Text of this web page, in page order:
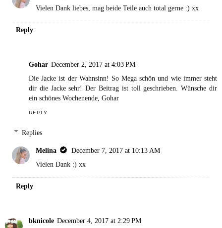
Vielen Dank liebes, mag beide Teile auch total gerne :) xx
Reply
Gohar December 2, 2017 at 4:03 PM
Die Jacke ist der Wahnsinn! So Mega schön und wie immer steht
dir die Jacke sehr! Der Beitrag ist toll geschrieben. Wünsche dir
ein schönes Wochenende, Gohar
REPLY
Replies
Melina
December 7, 2017 at 10:13 AM
Vielen Dank :) xx
Reply
bknicole December 4, 2017 at 2:29 PM